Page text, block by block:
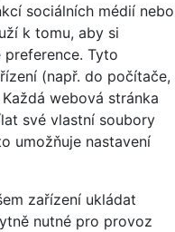
sociálních médií nebo
k tomu, aby si
Tyto
(např. do počítače,
webová stránka
své vlastní soubory
umožňuje nastavení
zařízení ukládat
nutné pro provoz